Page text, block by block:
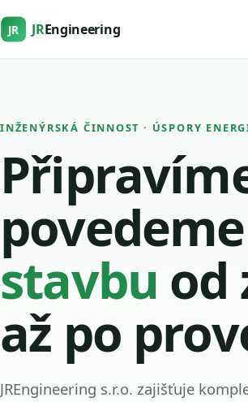
JR JREngineering
INŽENÝRSKÁ ČINNOST · ÚSPORY
stavbu od
až po
JREngineering s.r.o. zajišťuje